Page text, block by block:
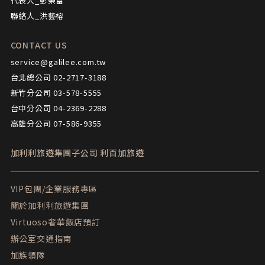
聯絡人_洪藝榕
CONTACT US
service@galilee.com.tw
台北總公司 02-2717-3188
新竹分公司 03-578-5555
台中分公司 04-2369-2288
高雄分公司 07-586-9355
加利利旅遊集團子公司 利百加旅遊
VIP包團/企業服務專區
關於加利利旅遊集團
Virtuoso奢華飯店預訂
辦公室交通指南
加族領隊